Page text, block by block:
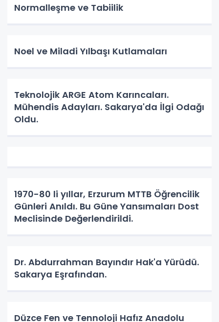
Normalleşme ve Tabiilik
Noel ve Miladi Yılbaşı Kutlamaları
Teknolojik ARGE Atom Karıncaları.
Mühendis Adayları. Sakarya'da İlgi Odağı
Oldu.
1970-80 li yıllar, Erzurum MTTB Öğrencilik
Günleri Anıldı. Bu Güne Yansımaları Dost
Meclisinde Değerlendirildi.
Dr. Abdurrahman Bayındır Hak'a Yürüdü.
Sakarya Eşrafından.
Düzce Fen ve Tennoloji Hafız Anadolu